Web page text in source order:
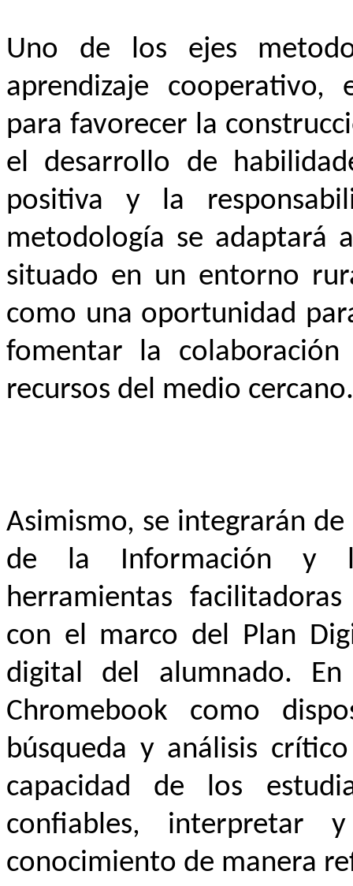
Uno de los ejes
aprendizaje cooperativo,
para favorecer la
el desarrollo de
positiva y la
metodología se adaptará
situado en un entorno
como una oportunidad
fomentar la
recursos del medio cercano.
Asimismo, se integrarán
de la Información y
herramientas
con el marco del Plan
digital del alumnado.
Chromebook como
búsqueda y análisis
capacidad de los
confiables, interpretar
conocimiento de manera